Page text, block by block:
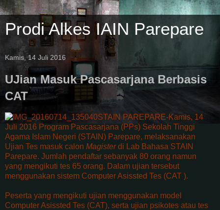
Prodi Alkes IAIN Parepare
Kamis, 14 Juli 2016
UJian Masuk Pascasarjana Berbasis
CAT
STAIN PAREPARE-Kamis, 14
Juli 2016 Program Pascasarjana (PPs) Sekolah Tinggi
Agama Islam Negeri (STAIN) Parepare, melaksanakan
Ujian Tes masuk calon Magisterdi Lab Bahasa STAIN
Parepare. Jumlah pendaftar sebanyak 80 orang namun
yang mengikuti tes 65 orang. Dalam ujian tersebut
menggunakan sistem Computer Asissted Tes (CAT ).
Peserta yang mengikuti ujian menggunakan model
Computer Asissted Tes (CAT), serta ujian psikotes atau tes